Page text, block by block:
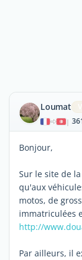
Loumat
|
Bonjour,
Sur le site de
qu'aux
motos, de
immatriculées
http://
Par ailleurs, il